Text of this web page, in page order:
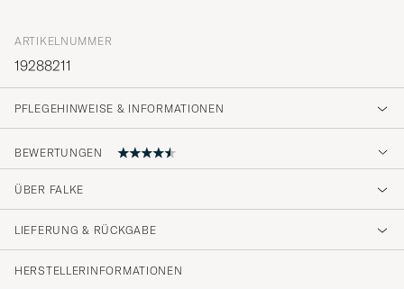
ARTIKELNUMMER
19288211
PFLEGEHINWEISE & INFORMATIONEN
BEWERTUNGEN
sehr gute Qualität…
BASTIAN G GEKAUFT AM AUF CAREOFCARL.DE
ÜBER FALKE
LIEFERUNG & RÜCKGABE
HERSTELLERINFORMATIONEN